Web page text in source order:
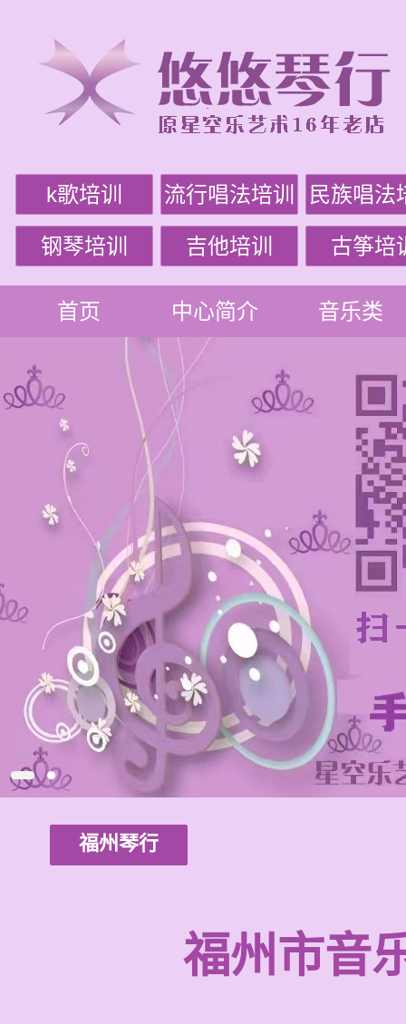
k歌培训 流行唱法培训 民族唱法
钢琴培训 吉他培训 古筝培
首页 中心简介 音乐类
福州琴行
福州市音